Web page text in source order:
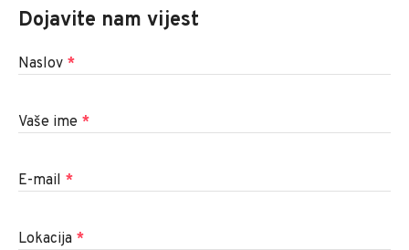
Dojavite nam vijest
Naslov *
Vaše ime *
E-mail *
Lokacija *